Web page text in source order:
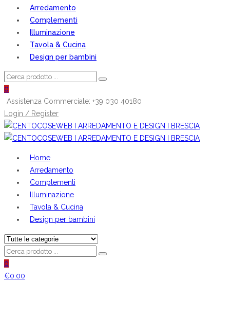
Arredamento
Complementi
Illuminazione
Tavola & Cucina
Design per bambini
0
Assistenza Commerciale: +39 030 40180
Login / Register
Home
Arredamento
Complementi
Illuminazione
Tavola & Cucina
Design per bambini
0
€0.00